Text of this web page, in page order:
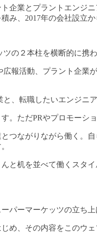
企業とプラントエンジニ
み、2017年の会社設立
の２本柱を横断的に携
報活動、プラント企
、転職したいエンジニ
。ただPRやプロモーシ
つながりながら働く。
と机を並べて働くスタイ
パーマーケッツの立ち上
じめ、その内容をこの